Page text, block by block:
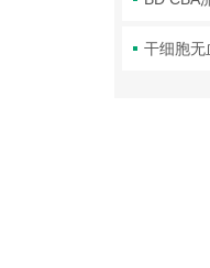
干细胞无